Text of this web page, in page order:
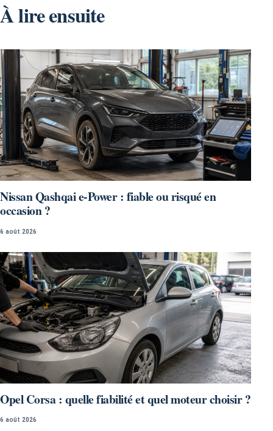
À lire ensuite
Nissan Qashqai e-Power : fiable ou risqué en
occasion ?
6 août 2026
Opel Corsa : quelle fiabilité et quel moteur choisir ?
6 août 2026